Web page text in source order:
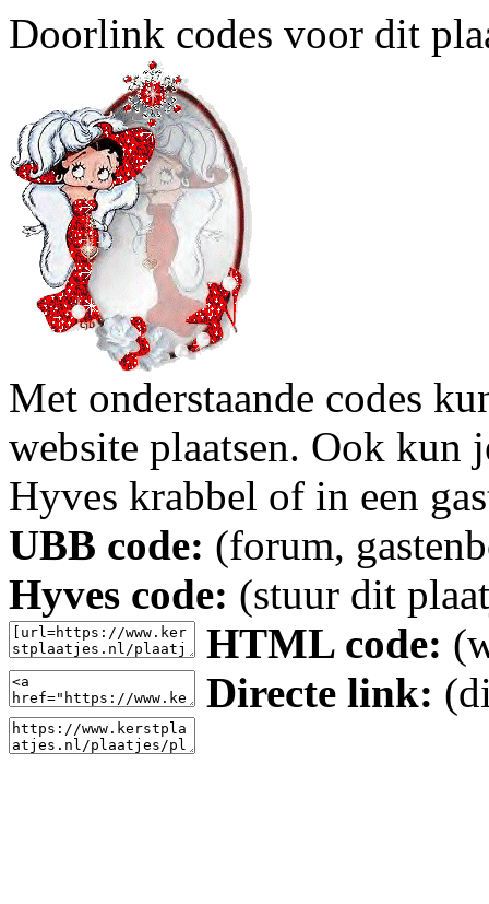
Doorlink codes voor dit
Met onderstaande codes
website plaatsen. Ook kun
Hyves krabbel of in een
UBB code: (forum,
Hyves code: (stuur dit
HTML code:
Directe link: